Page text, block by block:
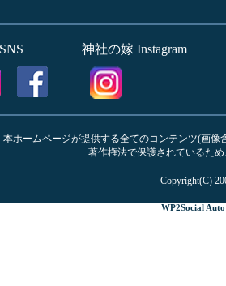
神社の嫁 Instagram
本ホームページが提供する全てのコンテンツ(画
著作権法で保護されているた
Copyright(C)
WP2Social